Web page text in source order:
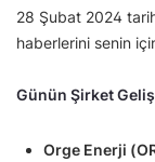
28 Şubat 2024
haberlerini senin
Günün Şirket
Orge Enerji